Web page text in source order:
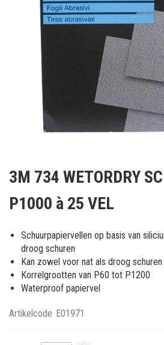
het
van
afbeeldingen-
gallerij
3M 734 WETORDRY
P1000 à 25 VEL
Schuurpapiervellen op basis van
droog schuren
Kan zowel voor nat als droog
Korrelgrootten van P60 tot P1200
Waterproof papiervel
Artikelcode E01971